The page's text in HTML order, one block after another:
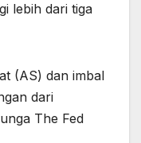
lebih dari tiga
(AS) dan imbal
dari
The Fed